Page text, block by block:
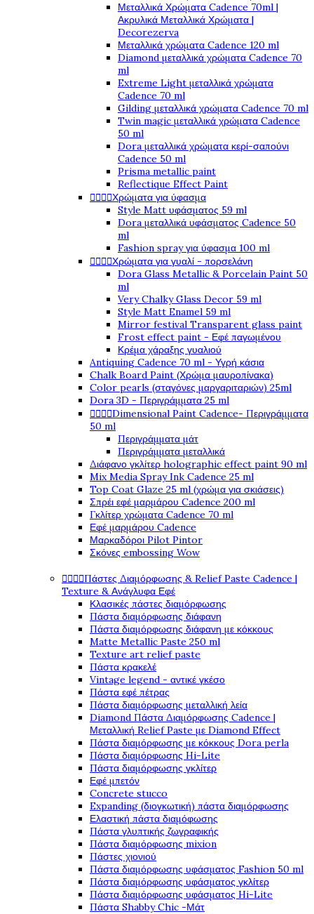
Μεταλλικά Χρώματα Cadence 70ml |
Ακρυλικά Μεταλλικά Χρώματα |
Decorezerva
Μεταλλικά χρώματα Cadence 120 ml
Diamond μεταλλικά χρώματα Cadence 70
ml
Extreme Light μεταλλικά χρώματα
Cadence 70 ml
Gilding μεταλλικά χρώματα Cadence 70 ml
Twin magic μεταλλικά χρώματα Cadence
50 ml
Dora μεταλλικά χρώματα κερί-σαπούνι
Cadence 50 ml
Prisma metallic paint
Reflectique Effect Paint
Χρώματα για ύφασμα
Style Matt υφάσματος 59 ml
Dora μεταλλικά υφάσματος Cadence 50
ml
Fashion spray για ύφασμα 100 ml
Χρώματα για γυαλί - πορσελάνη
Dora Glass Metallic & Porcelain Paint 50
ml
Very Chalky Glass Decor 59 ml
Style Matt Enamel 59 ml
Mirror festival Transparent glass paint
Frost effect paint - Εφέ παγωμένου
Κρέμα χάραξης γυαλιού
Antiquing Cadence 70 ml - Υγρή κάσια
Chalk Board Paint (Χρώμα μαυροπίνακα)
Color pearls (σταγόνες μαργαριταριών) 25ml
Dora 3D - Περιγράμματα 25 ml
Dimensional Paint Cadence- Περιγράμματα
50 ml
Περιγράμματα μάτ
Περιγράμματα μεταλλικά
Διάφανο γκλίτερ holographic effect paint 90 ml
Mix Media Spray Ink Cadence 25 ml
Top Coat Glaze 25 ml (χρώμα για σκιάσεις)
Σπρέι εφέ μαρμάρου Cadence 200 ml
Γκλίτερ χρώματα Cadence 70 ml
Εφέ μαρμάρου Cadence
Μαρκαδόροι Pilot Pintor
Σκόνες embossing Wow
Πάστες Διαμόρφωσης & Relief Paste Cadence |
Texture & Ανάγλυφα Εφέ
Κλασικές πάστες διαμόρφωσης
Πάστα διαμόρφωσης διάφανη
Πάστα διαμόρφωσης διάφανη με κόκκους
Matte Metallic Paste 250 ml
Texture art relief paste
Πάστα κρακελέ
Vintage legend - αντικέ γκέσο
Πάστα εφέ πέτρας
Πάστα διαμόρφωσης μεταλλική λεία
Diamond Πάστα Διαμόρφωσης Cadence |
Μεταλλική Relief Paste με Diamond Effect
Πάστα διαμόρφωσης με κόκκους Dora perla
Πάστα διαμόρφωσης Hi-Lite
Πάστα διαμόρφωσης γκλίτερ
Εφέ μπετόν
Concrete stucco
Expanding (διογκωτική) πάστα διαμόρφωσης
Ελαστική πάστα διαμόφωσης
Πάστα γλυπτικής ζωγραφικής
Πάστα διαμόρφωσης mixion
Πάστες χιονιού
Πάστα διαμόρφωσης υφάσματος Fashion 50 ml
Πάστα διαμόρφωσης υφάσματος γκλίτερ
Πάστα διαμόρφωσης υφάσματος Hi-Lite
Πάστα Shabby Chic -Μάτ